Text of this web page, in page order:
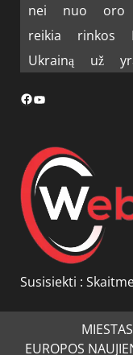
nei
nuo oro
reikia
rinkos
Ukrainą
už
Facebook
YouTube
Susisiekti :
MIESTAS
EUROPOS